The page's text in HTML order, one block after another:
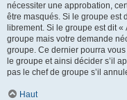
nécessiter une approbation,
être masqués. Si le groupe est
librement. Si le groupe est dit
groupe mais votre demande
groupe. Ce dernier pourra
le groupe et ainsi décider s’il
pas le chef de groupe s’il
Haut